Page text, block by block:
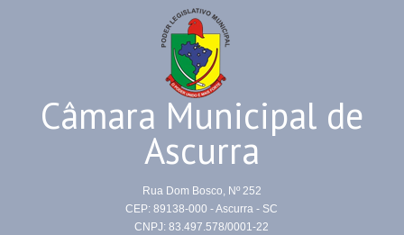
Câmara Municipal de
Ascurra
Rua Dom Bosco, Nº 252
CEP: 89138-000 - Ascurra - SC
CNPJ: 83.497.578/0001-22